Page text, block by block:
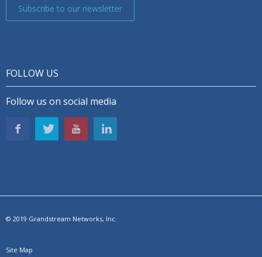
Subscribe to our newsletter
FOLLOW US
Follow us on social media
© 2019 Grandstream Networks, Inc.
Site Map